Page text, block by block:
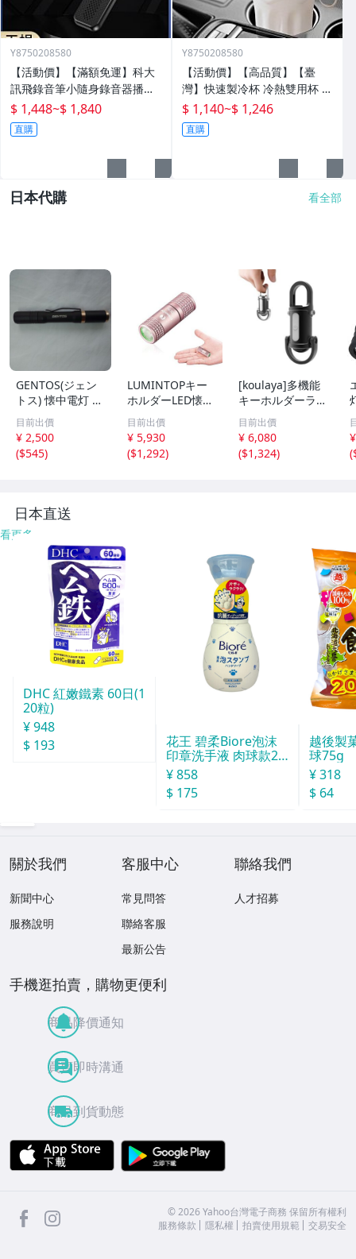
Y8750208580
【活動價】【滿額免運】科大
訊飛錄音筆小隨身錄音器播放
器設備神器專業高清降噪轉文
字超
$ 1,448~$ 1,840
直購
Y8750208580
【活動價】【高品質】【臺
灣】快速製冷杯 冷熱雙用杯 保
溫杯 辦公室水杯 保冰杯 製冷
水杯 車載水杯 充電水杯 恆溫
杯 半
$ 1,140~$ 1,246
直購
日本代購 看全部
GENTOS(ジェン
トス) 懐中電灯 LE
Dライト 充電式R
X-304R使用期間
短い！
目前出價
¥ 2,500
($545)
LUMINTOPキー
ホルダーLED懐中
電灯USB充電式最
大130ルーメン実
用点灯13時間 2モ
ード IPX8防水 1.
目前出價
¥ 5,930
($1,292)
[koulaya]多機能
キーホルダーライ
ト 懐中電灯 充電
式 強力ライト【2
026強化版】ポー
タブル LEDキー
目前出價
¥ 6,080
($1,324)
(
日本直送
看更多
DHC 紅嫩鐵素 60日(1
20粒)
¥ 948
$ 193
花王 碧柔Biore泡沫
印章洗手液 肉球款24
0ml
¥ 858
$ 175
越後製
球75g
¥ 318
$ 64
關於我們
新聞中心
服務說明
客服中心
常見問答
聯絡客服
最新公告
聯絡我們
人才招募
手機逛拍賣，購物更便利
商品降價通知
買賣即時溝通
商品到貨動態
APP Store
facebook ©2026 Yahoo台灣電子商務 保留所有權利
服務條款
隱私權 拍賣使用規範 交易安全